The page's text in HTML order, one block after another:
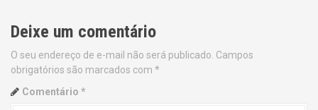
t
n
a
Deixe um comentário
O seu endereço de e-mail não será publicado. Campos
obrigatórios são marcados com *
Comentário *